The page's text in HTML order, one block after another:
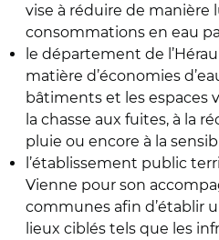
vise à réduire de manière
consommations en eau
le département de
matière d’économies
bâtiments et les espaces
la chasse aux fuites, à la
pluie ou encore à la
l’établissement public
Vienne pour son
communes afin d’établir
lieux ciblés tels que les